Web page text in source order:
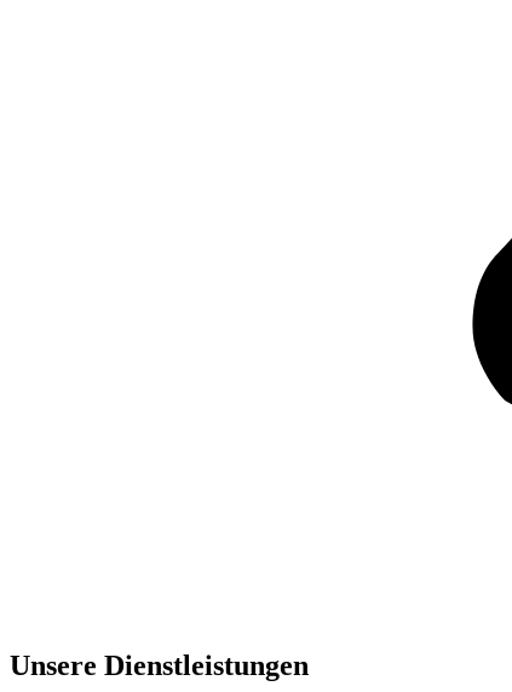
Unsere Dienst­leistungen